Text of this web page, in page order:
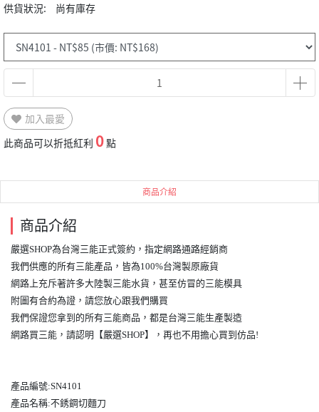
供貨狀況: 尚有庫存
加入最愛
此商品可以折抵紅利 0點
商品介紹
商品介紹
嚴選SHOP為台灣三能正式簽約，指定網路通路經銷商
我們供應的所有三能產品，皆為100%台灣製原廠貨
網路上充斥著許多大陸製三能水貨，甚至仿冒的三能模具
附圖有合約為證，請您放心跟我們購買
我們保證您拿到的所有三能商品，都是台灣三能生產製造
網路買三能，請認明【嚴選SHOP】，再也不用擔心買到仿品!
產品編號:SN4101
產品名稱:不銹鋼切麵刀